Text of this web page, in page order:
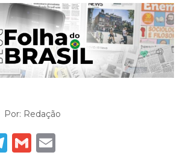
Por: Redação
Telegram
Gmail